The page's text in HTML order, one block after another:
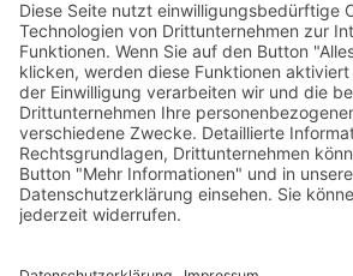
Alle Ausstellungsorte
Cookie-Einstellungen